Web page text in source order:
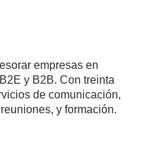
empresas en
y B2B. Con treinta
de comunicación,
y formación.